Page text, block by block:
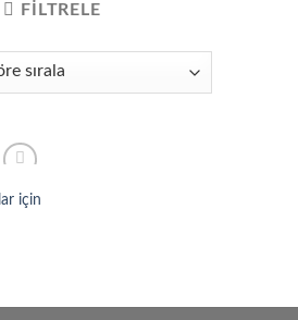
FILTRELE
to
için